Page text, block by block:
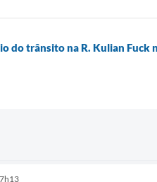
do trânsito na R. Kulian Fuck